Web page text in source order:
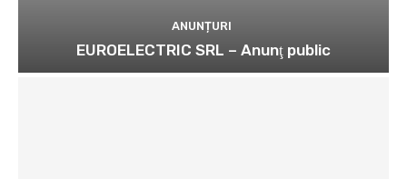
ANUNȚURI
EUROELECTRIC SRL – Anunţ public